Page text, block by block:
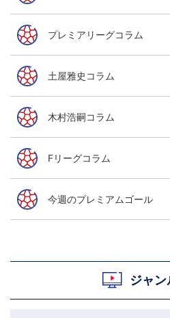
プレミアリーグコラム
土屋雅史コラム
木村浩嗣コラム
Fリーグコラム
今週のプレミアムゴール
ジャ